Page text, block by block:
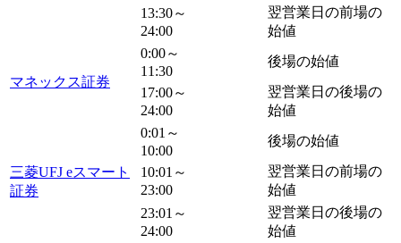
13:30～
24:00
翌営業日の前場の
始値
マネックス証券
0:00～
11:30
後場の始値
17:00～
24:00
翌営業日の後場の
始値
三菱UFJ eスマート
証券
0:01～
10:00
後場の始値
10:01～
23:00
翌営業日の前場の
始値
23:01～
24:00
翌営業日の後場の
始値